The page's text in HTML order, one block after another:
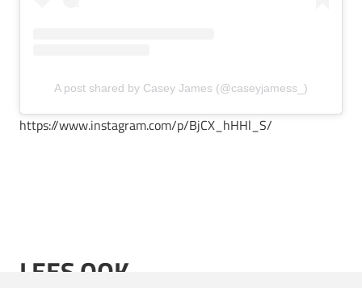
A post shared by Casey James (@caseyjamess_)
https://www.instagram.com/p/BjCX_hHHl_S/
LEES OOK